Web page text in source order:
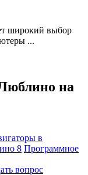
широкий выбор
...
на
в
8 Программное
вопрос